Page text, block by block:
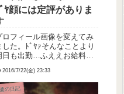
ﾞﾔ顔には定評がありま
ロフィール画像を変えてみ
した。ﾄﾞﾔｧそんなことより
日も出勤…ふええお給料日
2016/7/22(金) 23:33
の日記